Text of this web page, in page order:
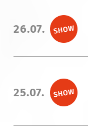
26.07.
25.07.